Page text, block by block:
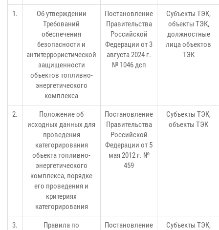
1.
Об утверждении
Требований
обеспечения
безопасности и
антитеррористической
защищенности
объектов топливно-
энергетического
комплекса
Постановление
Правительства
Российской
Федерации от 3
августа 2024 г.
№ 1046 дсп
Субъекты ТЭК,
объекты ТЭК,
должностные
лица объектов
ТЭК
2.
Положение об
исходных данных для
проведения
категорирования
объекта топливно-
энергетического
комплекса, порядке
его проведения и
критериях
категорирования
Постановление
Правительства
Российской
Федерации от 5
мая 2012 г. №
459
Субъекты ТЭК,
объекты ТЭК
3.
Правила по
Постановление
Субъекты ТЭК,